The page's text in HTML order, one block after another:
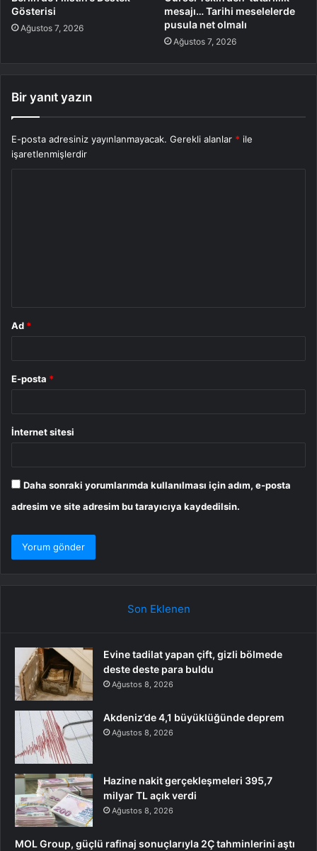
Gösterisi
Ağustos 7, 2026
mesajı… Tarihi meselelerde
pusula net olmalı
Ağustos 7, 2026
Bir yanıt yazın
E-posta adresiniz yayınlanmayacak. Gerekli alanlar * ile
işaretlenmişlerdir
Ad *
E-posta *
İnternet sitesi
Daha sonraki yorumlarımda kullanılması için adım, e-posta
adresim ve site adresim bu tarayıcıya kaydedilsin.
Son Eklenen
Evine tadilat yapan çift, gizli bölmede
deste deste para buldu
Ağustos 8, 2026
Akdeniz’de 4,1 büyüklüğünde deprem
Ağustos 8, 2026
Hazine nakit gerçekleşmeleri 395,7
milyar TL açık verdi
Ağustos 8, 2026
MOL Group, güçlü rafinaj sonuçlarıyla 2Ç tahminlerini aştı